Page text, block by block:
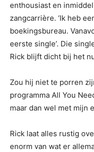
enthousiast en
zangcarrière. ‘Ik heb
boekingsbureau.
eerste single’. Die
Rick blijft dicht bij het
Zou hij niet te porren
programma All You
maar dan wel met mijn
Rick laat alles rustig
enorm van wat er